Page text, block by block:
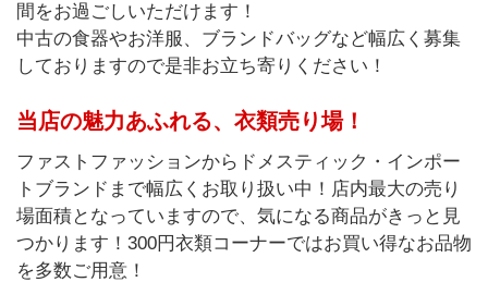
間をお過ごしいただけます！
中古の食器やお洋服、ブランドバッグなど幅広く募集
しておりますので是非お立ち寄りください！
当店の魅力あふれる、衣類売り場！
ファストファッションからドメスティック・インポー
トブランドまで幅広くお取り扱い中！店内最大の売り
場面積となっていますので、気になる商品がきっと見
つかります！300円衣類コーナーではお買い得なお品物
を多数ご用意！